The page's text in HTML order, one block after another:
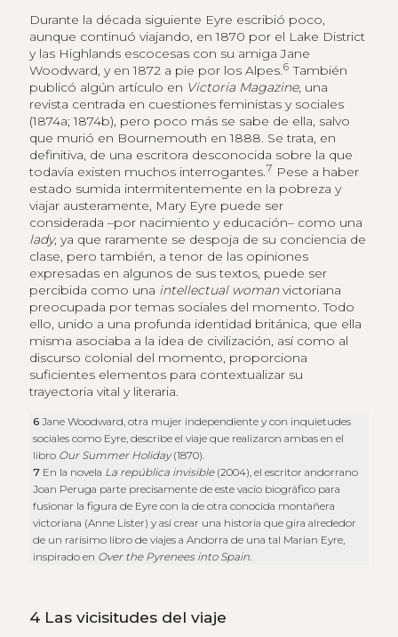
Durante la década siguiente Eyre escribió poco,
aunque continuó viajando, en 1870 por el Lake District
y las Highlands escocesas con su amiga Jane
Woodward, y en 1872 a pie por los Alpes.6 También
publicó algún artículo en Victoria Magazine, una
revista centrada en cuestiones feministas y sociales
(1874a; 1874b), pero poco más se sabe de ella, salvo
que murió en Bournemouth en 1888. Se trata, en
definitiva, de una escritora desconocida sobre la que
todavía existen muchos interrogantes.7 Pese a haber
estado sumida intermitentemente en la pobreza y
viajar austeramente, Mary Eyre puede ser
considerada –por nacimiento y educación– como una
lady, ya que raramente se despoja de su conciencia de
clase, pero también, a tenor de las opiniones
expresadas en algunos de sus textos, puede ser
percibida como una intellectual womanvictoriana
preocupada por temas sociales del momento. Todo
ello, unido a una profunda identidad británica, que ella
misma asociaba a la idea de civilización, así como al
discurso colonial del momento, proporciona
suficientes elementos para contextualizar su
trayectoria vital y literaria.
6Jane Woodward, otra mujer independiente y con inquietudes
sociales como Eyre, describe el viaje que realizaron ambas en el
libro Our Summer Holiday(1870).
7 En la novela La república invisible(2004), el escritor andorrano
Joan Peruga parte precisamente de este vacío biográfico para
fusionar la figura de Eyre con la de otra conocida montañera
victoriana (Anne Lister) y así crear una historia que gira alrededor
de un rarísimo libro de viajes a Andorra de una tal Marian Eyre,
inspirado en Over the Pyrenees into Spain.
4 Las vicisitudes del viaje